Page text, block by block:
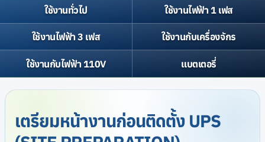
ใช้งานทั่วไป ใช้งานไฟฟ้า 1 เฟส
ใช้งานไฟฟ้า 3 เฟส ใช้งานกับเครื่องจักร
ใช้งานกับไฟฟ้า 110V แบตเตอรี่
เตรียมหน้างานก่อนติดตั้ง UPS